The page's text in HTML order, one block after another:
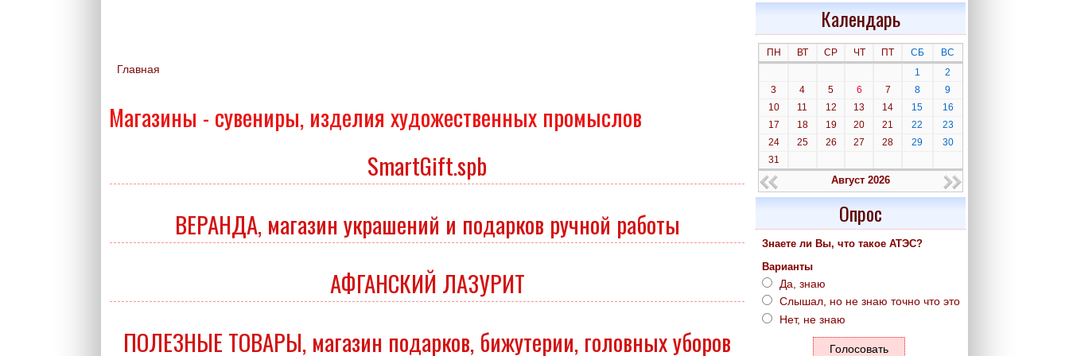
Вы здесь
Главная
Магазины - сувениры, изделия художественных промыслов
SmartGift.spb
ВЕРАНДА, магазин украшений и подарков ручной работы
АФГАНСКИЙ ЛАЗУРИТ
ПОЛЕЗНЫЕ ТОВАРЫ, магазин подарков, бижутерии, головных уборов
Календарь
ПН ВТ СР ЧТ ПТ СБ
ВС
1
2
3
4 5 6 7 8
9
10
11 12 13 14 15
16
17
18 19 20 21 22
23
24
25 26 27 28 29
30
31
Август 2026
Опрос
Знаете ли Вы, что такое АТЭС?
Варианты
Да, знаю
Слышал, но не знаю точно что это
Нет, не знаю